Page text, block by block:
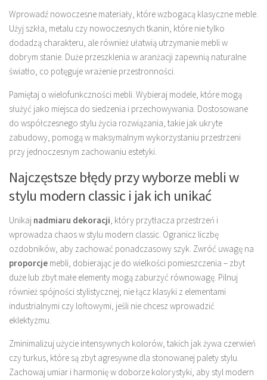
Wprowadź nowoczesne materiały, które wzbogacą klasyczne meble.
Użyj szkła, metalu czy nowoczesnych tkanin, które nie tylko
dodadzą charakteru, ale również ułatwią utrzymanie mebli w
dobrym stanie. Duże przeszklenia w aranżacji zapewnią naturalne
światło, co potęguje wrażenie przestronności.
Pamiętaj o wielofunkczności mebli. Wybieraj modele, które mogą
służyć jako miejsca do siedzenia i przechowywania. Dostosowane
do współczesnego stylu życia rozwiązania, takie jak ukryte
zabudowy, pomogą w maksymalnym wykorzystaniu przestrzeni
przy jednoczesnym zachowaniu estetyki.
Najczęstsze błędy przy wyborze mebli w
stylu modern classic i jak ich unikać
Unikaj nadmiaru dekoracji, który przytłacza przestrzeń i
wprowadza chaos w stylu modern classic. Ogranicz liczbę
ozdobników, aby zachować ponadczasowy szyk. Zwróć uwagę na
proporcje mebli, dobierając je do wielkości pomieszczenia – zbyt
duże lub zbyt małe elementy mogą zaburzyć równowagę. Pilnuj
również spójności stylistycznej; nie łącz klasyki z elementami
industrialnymi czy loftowymi, jeśli nie chcesz wprowadzić
eklektyzmu.
Zminimalizuj użycie intensywnych kolorów, takich jak żywa czerwień
czy turkus, które są zbyt agresywne dla stonowanej palety stylu.
Zachowaj umiar i harmonię w doborze kolorystyki, aby styl modern